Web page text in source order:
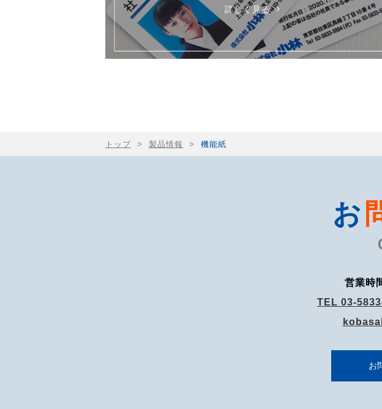
詳しく見る
トップ > 製品情報 > 機能紙
お
営業時
TEL 03-
お